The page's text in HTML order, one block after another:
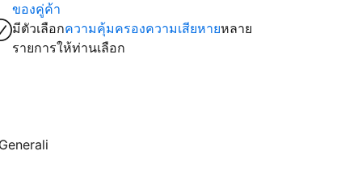
ของคู่ค้า
มีตัวเลือกความคุ้มครองความเสียหายหลาย
รายการให้ท่านเลือก